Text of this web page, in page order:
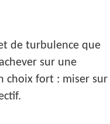
de turbulence que
sur une
choix fort : miser sur